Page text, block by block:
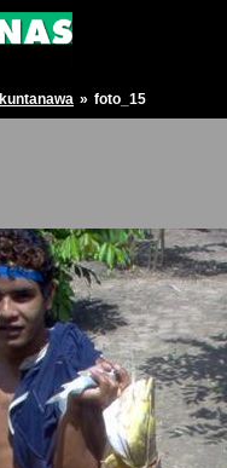
kuntanawa » foto_15